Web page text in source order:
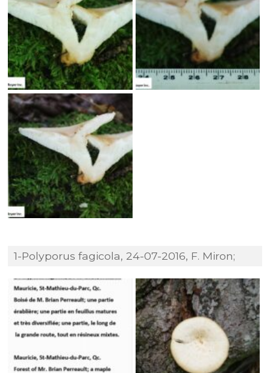
1-Polyporus fagicola, 24-07-2016, F. Miron;